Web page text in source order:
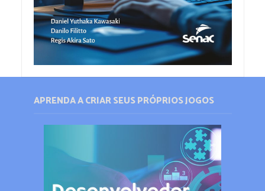
APRENDA A CRIAR SEUS PRÓPRIOS JOGOS